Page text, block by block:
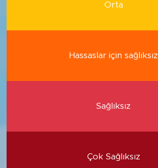
Orta
Hassaslar için sağlıksız
Sağlıksız
Çok Sağlıksız